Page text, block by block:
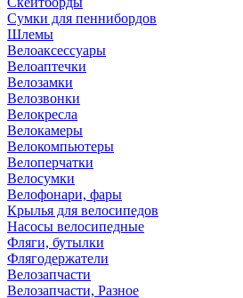
Сумки для пеннибордов
Шлемы
Велоаксессуары
Велоаптечки
Велозамки
Велозвонки
Велокресла
Велокамеры
Велокомпьютеры
Велоперчатки
Велосумки
Велофонари, фары
Крылья для велосипедов
Насосы велосипедные
Фляги, бутылки
Флягодержатели
Велозапчасти
Велозапчасти, Разное